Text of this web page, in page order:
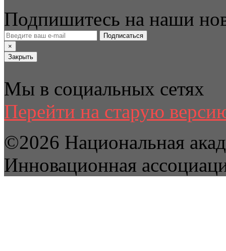
Подпишитесь на наши
Подписаться
×
Закрыть
Мы в социальных сетях
Перейти на старую
©2026 Национальная
Инновационная